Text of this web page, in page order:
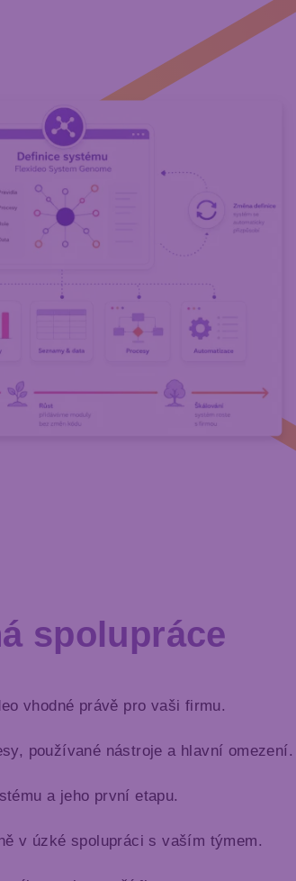
spolupráce
vhodné právě pro vaši firmu.
používané nástroje a hlavní omezení.
a jeho první etapu.
v úzké spolupráci s vaším týmem.